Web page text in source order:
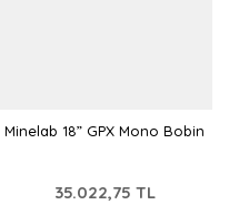
Minelab 18” GPX Mono Bobin
35.022,75 TL